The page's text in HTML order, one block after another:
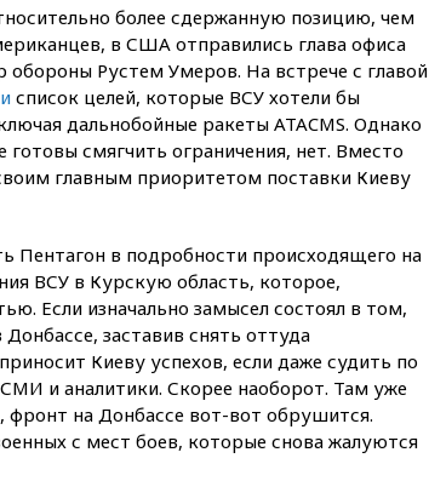
вчера, 21:10РФ не получала
обращений о прекращении
концессии строительства ж/д
в Армении
вчера, 21:00
В России вновь
обсуждают эксперимент по
онлайн-продаже алкоголя
Армению
ПВО за день
сбила еще 281 украинский
беспилотник над Россией
вчера, 20:27 Ямпольская
призвала оптимизировать
олимпиады для поступления в
вузы
более сдержанную позицию, чем
в США отправились глава офиса
Рустем Умеров. На встрече с главой
список целей, которые ВСУ хотели бы
дальнобойные ракеты ATACMS. Однако
готовы смягчить ограничения, нет. Вместо
главным приоритетом поставки Киеву
Пентагон в подробности происходящего на
ВСУ в Курскую область, которое,
Если изначально замысел состоял в том,
заставив снять оттуда
Киеву успехов, если даже судить по
и аналитики. Скорее наоборот. Там уже
фронт на Донбассе вот-вот обрушится.
с мест боев, которые снова жалуются